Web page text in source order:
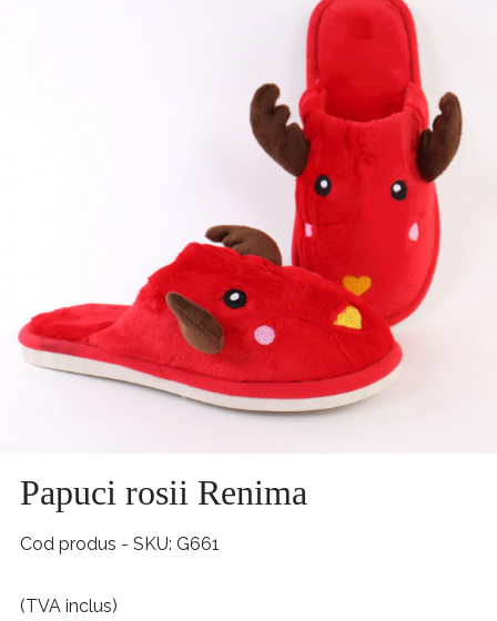
Papuci rosii Renima
Cod produs - SKU G661
(TVA inclus)